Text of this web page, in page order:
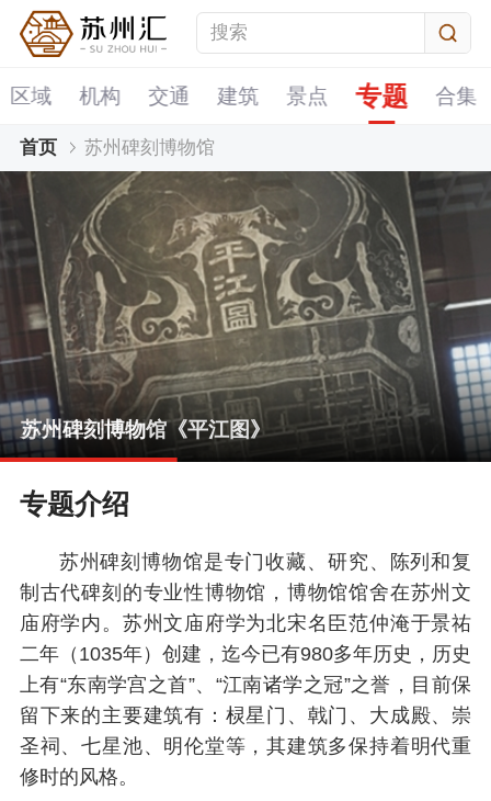
区域 机构 交通 建筑 景点 专题 合集
首页 苏州碑刻博物馆
农业经济碑刻
苏州碑刻博物馆《平江图》
明清工商经济碑刻
苏州碑刻博物馆《天文图》
农业经济碑刻
苏州碑刻博物馆《平江图》
专题介绍
苏州碑刻博物馆是专门收藏、研究、陈列和复
制古代碑刻的专业性博物馆，博物馆馆舍在苏州文
庙府学内。苏州文庙府学为北宋名臣范仲淹于景祐
二年（1035年）创建，迄今已有980多年历史，历史
上有“东南学宫之首”、“江南诸学之冠”之誉，目前保
留下来的主要建筑有：棂星门、戟门、大成殿、崇
圣祠、七星池、明伦堂等，其建筑多保持着明代重
修时的风格。